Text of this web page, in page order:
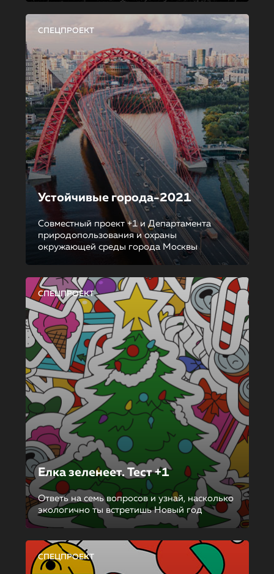
СПЕЦПРОЕКТ
Устойчивые города-2021
Совместный проект +1 и Департамента
природопользования и охраны
окружающей среды города Москвы
СПЕЦПРОЕКТ
Елка зеленеет. Тест +1
Ответь на семь вопросов и узнай, насколько
экологично ты встретишь Новый год
СПЕЦПРОЕКТ